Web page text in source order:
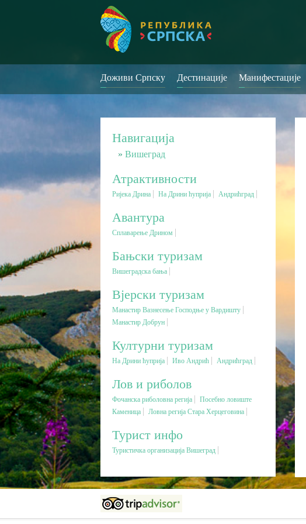
Доживи Српску Дестинације Манифестације
Навигација
Вишеград
Атрактивности
Ријека Дрина На Дрини ћуприја Андрићград
Авантура
Сплаварење Дрином
Бањски туризам
Вишеградска бања
Вјерски туризам
Манастир Вазнесење Господње у Вардишту
Манастир Добрун
Културни туризам
На Дрини ћуприја Иво Андрић Андрићград
Лов и риболов
Фочанска риболовна регија
Посебно ловиште
Каменица
Ловна регија Стара Херцеговина
Турист инфо
Туристичка организација Вишеград